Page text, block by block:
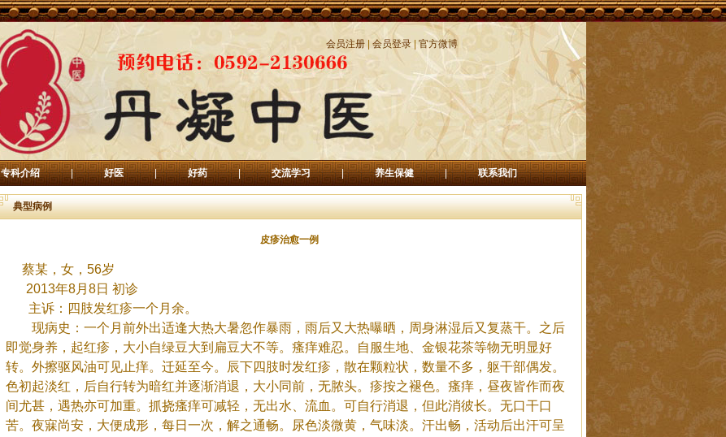
会员注册 会员登录 官方微博
专科介绍 | 好医 | 好药 | 交流学习 | 养生保健 | 联系我们
典型病例
皮疹治愈一例
蔡某， 女， 56岁
2013年8月8日 初诊
主诉： 四肢发红疹一个月余。
现病史： 一个月前外出适逢大热大暑忽作暴雨，雨后又大热曝晒，周身淋湿后又复蒸干。之后
即觉身养，起红疹，大小自绿豆大到扁豆大不等。瘙痒难忍。自服生地、金银花茶等物无明显好
转。外擦驱风油可见止痒。迁延至今。辰下四肢时发红疹，散在颗粒状，数量不多，躯干部偶发。
色初起淡红，后自行转为暗红并逐渐消退，大小同前，无脓头。疹按之褪色。瘙痒，昼夜皆作而夜
间尤甚，遇热亦可加重。抓挠瘙痒可减轻，无出水、流血。可自行消退，但此消彼长。无口干口
苦。夜寐尚安，大便成形，每日一次，解之通畅。尿色淡微黄，气味淡。汗出畅，活动后出汗可呈